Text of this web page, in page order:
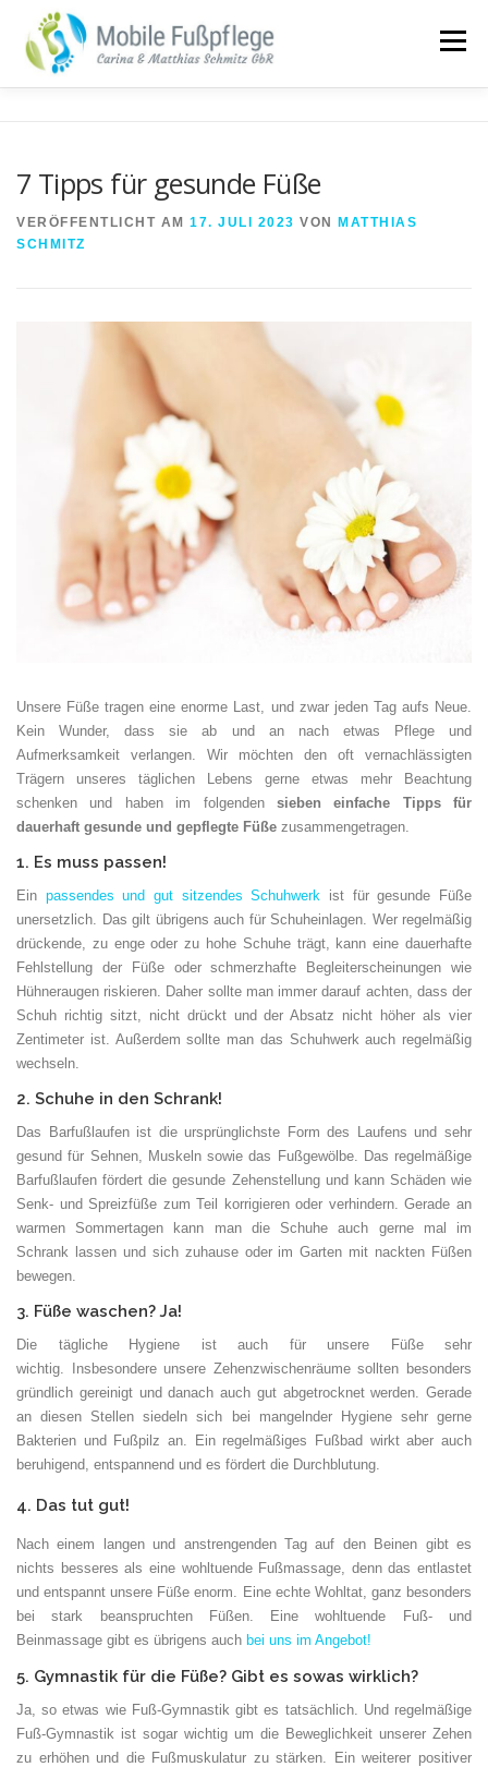
Inhalt
springen
Menü
7 Tipps für gesunde Füße
VERÖFFENTLICHT AM 17. JULI 2023 VON
MATTHIAS
SCHMITZ
Unsere Füße tragen eine enorme Last, und zwar jeden Tag aufs Neue.
Kein Wunder, dass sie ab und an nach etwas Pflege und
Aufmerksamkeit verlangen. Wir möchten den oft vernachlässigten
Trägern unseres täglichen Lebens gerne etwas mehr Beachtung
schenken und haben im folgendensieben einfache Tipps für
dauerhaft gesunde und gepflegte Füße zusammengetragen.
1. Es muss passen!
Ein passendes und gut sitzendes Schuhwerk ist für gesunde Füße
unersetzlich. Das gilt übrigens auch für Schuheinlagen. Wer regelmäßig
drückende, zu enge oder zu hohe Schuhe trägt, kann eine dauerhafte
Fehlstellung der Füße oder schmerzhafte Begleiterscheinungen wie
Hühneraugen riskieren. Daher sollte man immer darauf achten, dass der
Schuh richtig sitzt, nicht drückt und der Absatz nicht höher als vier
Zentimeter ist. Außerdem sollte man das Schuhwerk auch regelmäßig
wechseln.
2. Schuhe in den Schrank!
Das Barfußlaufen ist die ursprünglichste Form des Laufens und sehr
gesund für Sehnen, Muskeln sowie das Fußgewölbe. Das regelmäßige
Barfußlaufen fördert die gesunde Zehenstellung und kann Schäden wie
Senk- und Spreizfüße zum Teil korrigieren oder verhindern. Gerade an
warmen Sommertagen kann man die Schuhe auch gerne mal im
Schrank lassen und sich zuhause oder im Garten mit nackten Füßen
bewegen.
3. Füße waschen? Ja!
Die tägliche Hygiene ist auch für unsere Füße sehr
wichtig. Insbesondere unsere Zehenzwischenräume sollten besonders
gründlich gereinigt und danach auch gut abgetrocknet werden. Gerade
an diesen Stellen siedeln sich bei mangelnder Hygiene sehr gerne
Bakterien und Fußpilz an. Ein regelmäßiges Fußbad wirkt aber auch
beruhigend, entspannend und es fördert die Durchblutung.
4. Das tut gut!
Nach einem langen und anstrengenden Tag auf den Beinen gibt es
nichts besseres als eine wohltuende Fußmassage, denn das entlastet
und entspannt unsere Füße enorm. Eine echte Wohltat, ganz besonders
bei stark beanspruchten Füßen. Eine wohltuende Fuß- und
Beinmassage gibt es übrigens auch bei uns im Angebot!
5. Gymnastik für die Füße? Gibt es sowas wirklich?
Ja, so etwas wie Fuß-Gymnastik gibt es tatsächlich. Und regelmäßige
Fuß-Gymnastik ist sogar wichtig um die Beweglichkeit unserer Zehen
zu erhöhen und die Fußmuskulatur zu stärken. Ein weiterer positiver